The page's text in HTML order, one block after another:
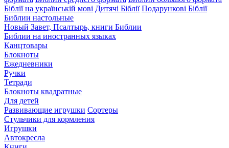
Біблії на українській мові Дитячі Біблії Подарункові Біблії
Библии настольные
Новый Завет, Псалтырь, книги Библии
Библии на иностранных языках
Канцтовары
Блокноты
Ежедневники
Ручки
Тетради
Блокноты квадратные
Для детей
Развивающие игрушки Сортеры
Стульчики для кормления
Игрушки
Автокресла